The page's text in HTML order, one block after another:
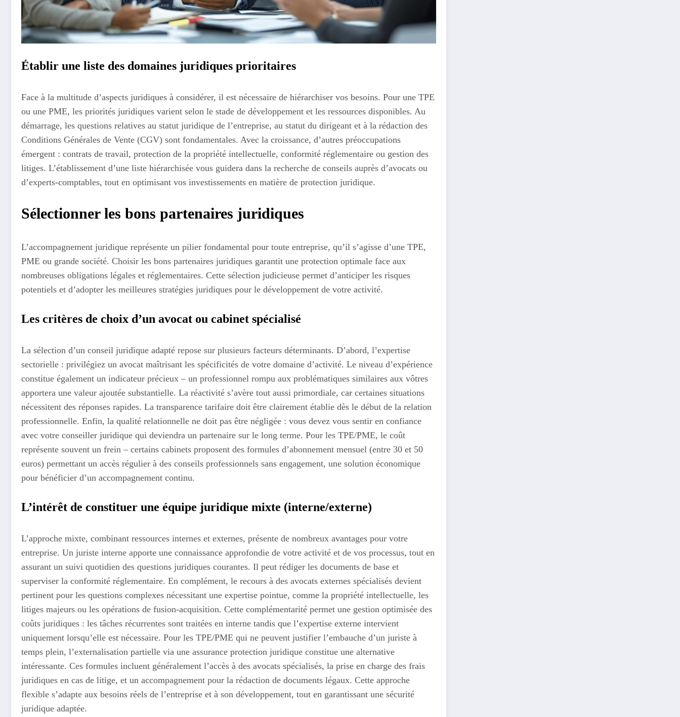
Établir une liste des domaines juridiques prioritaires
Face à la multitude d’aspects juridiques à considérer, il est nécessaire de hiérarchiser vos besoins. Pour une TPE
ou une PME, les priorités juridiques varient selon le stade de développement et les ressources disponibles. Au
démarrage, les questions relatives au statut juridique de l’entreprise, au statut du dirigeant et à la rédaction des
Conditions Générales de Vente (CGV) sont fondamentales. Avec la croissance, d’autres préoccupations
émergent : contrats de travail, protection de la propriété intellectuelle, conformité réglementaire ou gestion des
litiges. L’établissement d’une liste hiérarchisée vous guidera dans la recherche de conseils auprès d’avocats ou
d’experts-comptables, tout en optimisant vos investissements en matière de protection juridique.
Sélectionner les bons partenaires juridiques
L’accompagnement juridique représente un pilier fondamental pour toute entreprise, qu’il s’agisse d’une TPE,
PME ou grande société. Choisir les bons partenaires juridiques garantit une protection optimale face aux
nombreuses obligations légales et réglementaires. Cette sélection judicieuse permet d’anticiper les risques
potentiels et d’adopter les meilleures stratégies juridiques pour le développement de votre activité.
Les critères de choix d’un avocat ou cabinet spécialisé
La sélection d’un conseil juridique adapté repose sur plusieurs facteurs déterminants. D’abord, l’expertise
sectorielle : privilégiez un avocat maîtrisant les spécificités de votre domaine d’activité. Le niveau d’expérience
constitue également un indicateur précieux – un professionnel rompu aux problématiques similaires aux vôtres
apportera une valeur ajoutée substantielle. La réactivité s’avère tout aussi primordiale, car certaines situations
nécessitent des réponses rapides. La transparence tarifaire doit être clairement établie dès le début de la relation
professionnelle. Enfin, la qualité relationnelle ne doit pas être négligée : vous devez vous sentir en confiance
avec votre conseiller juridique qui deviendra un partenaire sur le long terme. Pour les TPE/PME, le coût
représente souvent un frein – certains cabinets proposent des formules d’abonnement mensuel (entre 30 et 50
euros) permettant un accès régulier à des conseils professionnels sans engagement, une solution économique
pour bénéficier d’un accompagnement continu.
L’intérêt de constituer une équipe juridique mixte (interne/externe)
L’approche mixte, combinant ressources internes et externes, présente de nombreux avantages pour votre
entreprise. Un juriste interne apporte une connaissance approfondie de votre activité et de vos processus, tout en
assurant un suivi quotidien des questions juridiques courantes. Il peut rédiger les documents de base et
superviser la conformité réglementaire. En complément, le recours à des avocats externes spécialisés devient
pertinent pour les questions complexes nécessitant une expertise pointue, comme la propriété intellectuelle, les
litiges majeurs ou les opérations de fusion-acquisition. Cette complémentarité permet une gestion optimisée des
coûts juridiques : les tâches récurrentes sont traitées en interne tandis que l’expertise externe intervient
uniquement lorsqu’elle est nécessaire. Pour les TPE/PME qui ne peuvent justifier l’embauche d’un juriste à
temps plein, l’externalisation partielle via une assurance protection juridique constitue une alternative
intéressante. Ces formules incluent généralement l’accès à des avocats spécialisés, la prise en charge des frais
juridiques en cas de litige, et un accompagnement pour la rédaction de documents légaux. Cette approche
flexible s’adapte aux besoins réels de l’entreprise et à son développement, tout en garantissant une sécurité
juridique adaptée.